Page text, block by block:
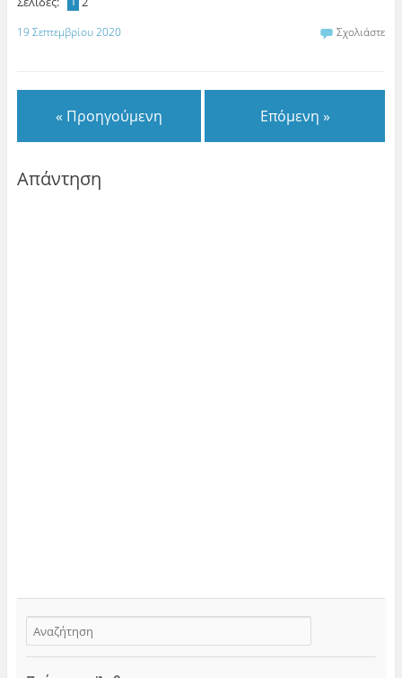
19 Σεπτεμβρίου 2020 Σχολιάστε
« Προηγούμενη Επόμενη »
Απάντηση